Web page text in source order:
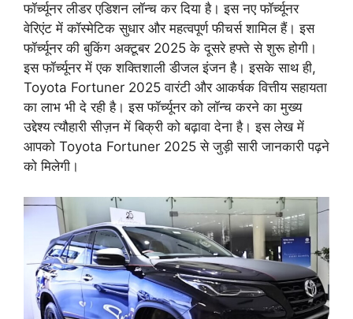
फॉर्च्यूनर लीडर एडिशन लॉन्च कर दिया है। इस नए फॉर्च्यूनर
वेरिएंट में कॉस्मेटिक सुधार और महत्वपूर्ण फीचर्स शामिल हैं। इस
फॉर्च्यूनर की बुकिंग अक्टूबर 2025 के दूसरे हफ्ते से शुरू होगी।
इस फॉर्च्यूनर में एक शक्तिशाली डीजल इंजन है। इसके साथ ही,
Toyota Fortuner 2025 वारंटी और आकर्षक वित्तीय सहायता
का लाभ भी दे रही है। इस फॉर्च्यूनर को लॉन्च करने का मुख्य
उद्देश्य त्यौहारी सीज़न में बिक्री को बढ़ावा देना है। इस लेख में
आपको Toyota Fortuner 2025 से जुड़ी सारी जानकारी पढ़ने
को मिलेगी।